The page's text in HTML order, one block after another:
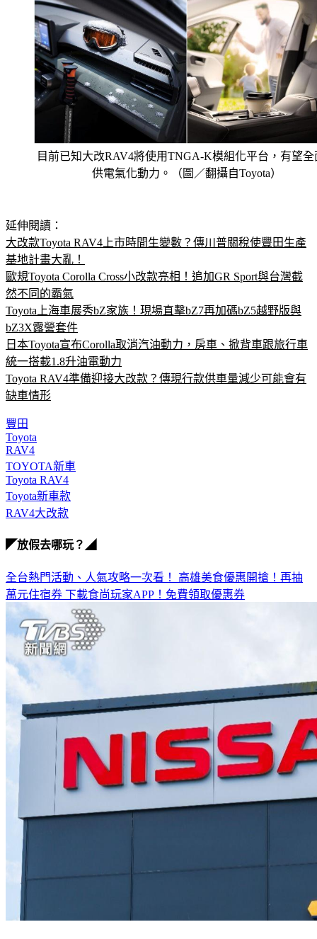
目前已知大改RAV4將使用TNGA-K模組化平台，有望全
供電氣化動力。（圖／翻攝自Toyota）
延伸閱讀：
大改款Toyota RAV4上市時間生變數？傳川普關稅使豐田生產
基地計畫大亂！
歐規Toyota Corolla Cross小改款亮相！追加GR Sport與台灣截
然不同的霸氣
Toyota上海車展秀bZ家族！現場直擊bZ7再加碼bZ5越野版與
bZ3X露營套件
日本Toyota宣布Corolla取消汽油動力，房車、掀背車跟旅行車
統一搭載1.8升油電動力
Toyota RAV4準備迎接大改款？傳現行款供車量減少可能會有
缺車情形
豐田
Toyota
RAV4
TOYOTA新車
Toyota RAV4
Toyota新車款
RAV4大改款
◤放假去哪玩？◢
全台熱門活動、人氣攻略一次看！ 高雄美食優惠開搶！再抽
萬元住宿券 下載食尚玩家APP！免費領取優惠券